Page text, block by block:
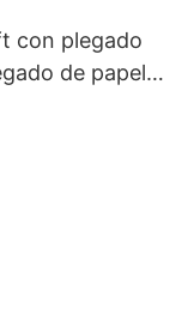
con plegado
de papel